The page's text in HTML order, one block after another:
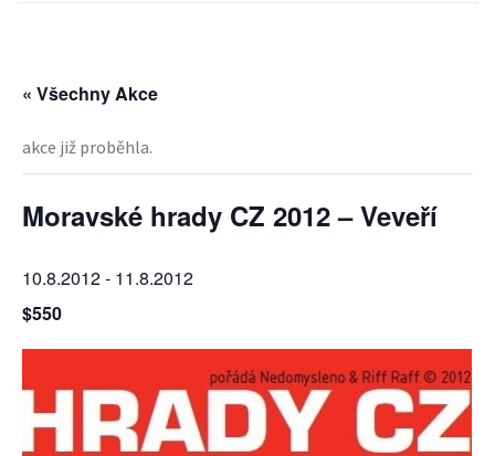
« Všechny Akce
akce již proběhla.
Moravské hrady CZ 2012 – Veveří
10.8.2012- 11.8.2012
$550